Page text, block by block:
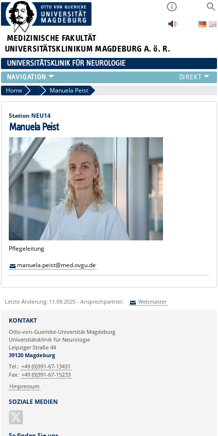
MEDIZINISCHE FAKULTÄT
UNIVERSITÄTSKLINIKUM MAGDEBURG A. ö. R.
UNIVERSITÄTSKLINIK FÜR NEUROLOGIE
TEAM
SCHWERPUNKTE
PATIENTEN/BESUCHER
ÄRZTE/ZUWEISER
FORSCHUNG
LEHRE UND AUSBILDUNG
BEWERBER
NEUVANET SAN
Home Pflege, Case Management und MTAs
Manuela Peist
Station NEU14
Manuela Peist
Pflegeleitung
manuela.peist@med.ovgu.de
Letzte Änderung: 11.09.2025 - Ansprechpartner: Webmaster
Ihre E-Mailadresse:
Ihr Anliegen:
SOZIALE MEDIEN
KONTAKT
Otto-von-Guericke-Universität Magdeburg
Universitätsklinik für Neurologie
Leipziger Straße 44
39120 Magdeburg
Tel.: +49 (0)391-67-13431
Fax: +49 (0)391-67-15233
Impressum